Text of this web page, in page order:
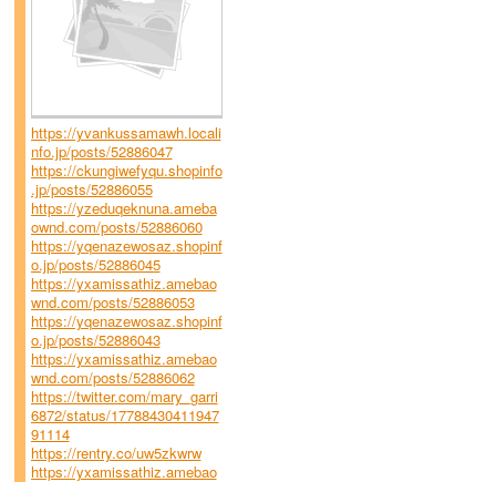
https://yvankussamawh.locali
nfo.jp/posts/52886047
https://ckungiwefyqu.shopinfo
.jp/posts/52886055
https://yzeduqeknuna.ameba
ownd.com/posts/52886060
https://yqenazewosaz.shopinf
o.jp/posts/52886045
https://yxamissathiz.amebao
wnd.com/posts/52886053
https://yqenazewosaz.shopinf
o.jp/posts/52886043
https://yxamissathiz.amebao
wnd.com/posts/52886062
https://twitter.com/mary_garri
6872/status/17788430411947
91114
https://rentry.co/uw5zkwrw
https://yxamissathiz.amebao